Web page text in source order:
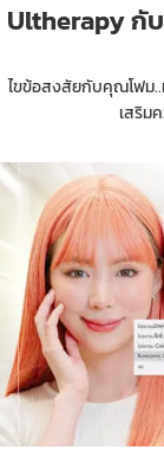
Ultherapy กั
ไขข้อสงสัยกับคุณโฟม..
เสริม